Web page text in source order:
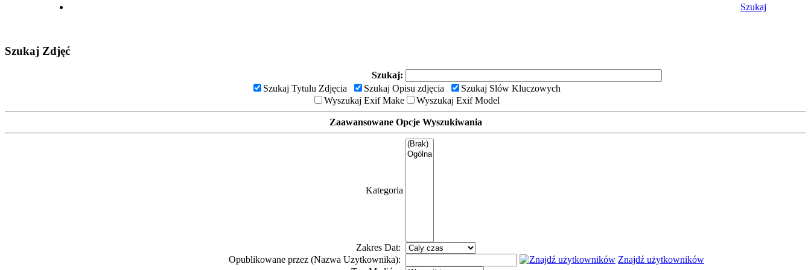
Szukaj
Szukaj Zdjęć
Szukaj:
Szukaj Tytulu Zdjęcia
Szukaj Opisu zdjęcia
Szukaj Slów Kluczowych
Wyszukaj Exif Make
Wyszukaj Exif Model
Zaawansowane Opcje Wyszukiwania
Kategoria
Zakres Dat:
Opublikowane przez (Nazwa Uzytkownika):
Znajdź użytkowników